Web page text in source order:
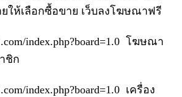
ให้เลือกซื้อขาย เว็บลงโฆษณาฟรี
index.php?board=1.0 โฆษณา
ชิก
index.php?board=1.0 เครื่อง